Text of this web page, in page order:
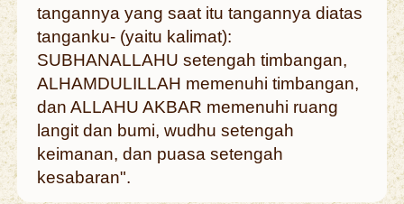
tangannya yang saat itu tangannya diatas
tanganku- (yaitu kalimat):
SUBHANALLAHU setengah timbangan,
ALHAMDULILLAH memenuhi timbangan,
dan ALLAHU AKBAR memenuhi ruang
langit dan bumi, wudhu setengah
keimanan, dan puasa setengah
kesabaran".